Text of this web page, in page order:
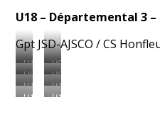
U18 – Départemental 3 –
Gpt JSD-AJSCO / CS
U13A U9
U9
U9
U11F
U11F
U11F
U11F